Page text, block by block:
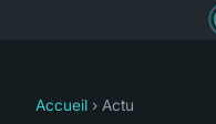
Accueil › Actu